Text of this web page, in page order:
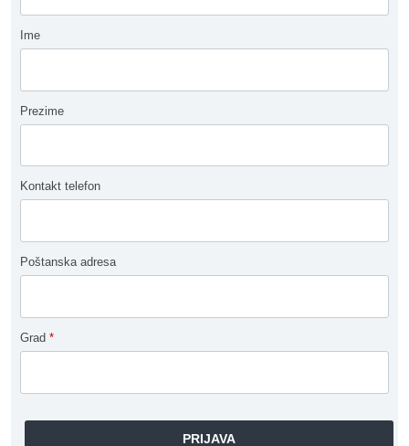
Ime
Prezime
Kontakt telefon
Poštanska adresa
Grad *